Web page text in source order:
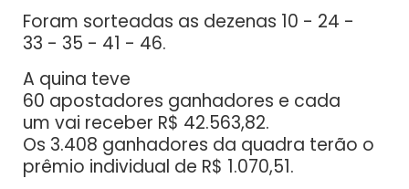
Foram sorteadas as dezenas 10 - 24 -
33 - 35 - 41 - 46.
A quina teve
60 apostadores ganhadores e cada
um vai receber R$ 42.563,82.
Os 3.408 ganhadores da quadra terão o
prêmio individual de R$ 1.070,51.